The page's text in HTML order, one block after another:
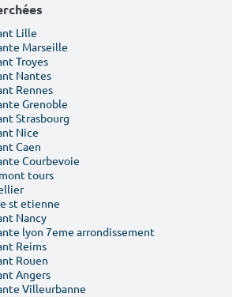
Chercher
Lille
Marseille
Troyes
Nantes
Rennes
Grenoble
Strasbourg
Nice
Caen
Courbevoie
tours
st etienne
Nancy
lyon 7eme arrondissement
Reims
Rouen
Angers
Villeurbanne